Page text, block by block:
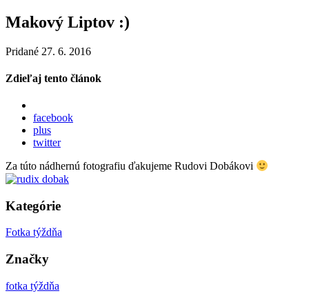
Makový Liptov :)
Pridané 27. 6. 2016
Zdieľaj tento článok
facebook
plus
twitter
Za túto nádhernú fotografiu ďakujeme Rudovi Dobákovi
Kategórie
Fotka týždňa
Značky
fotka týždňa